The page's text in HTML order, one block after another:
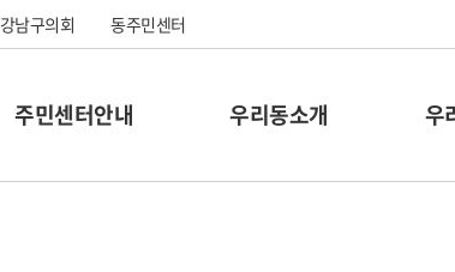
강남구의회 동주민센터
주민센터안내 우리동소개 우